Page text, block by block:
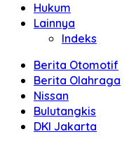
Hukum
Lainnya
Indeks
Berita Otomotif
Berita Olahraga
Nissan
Bulutangkis
DKI Jakarta